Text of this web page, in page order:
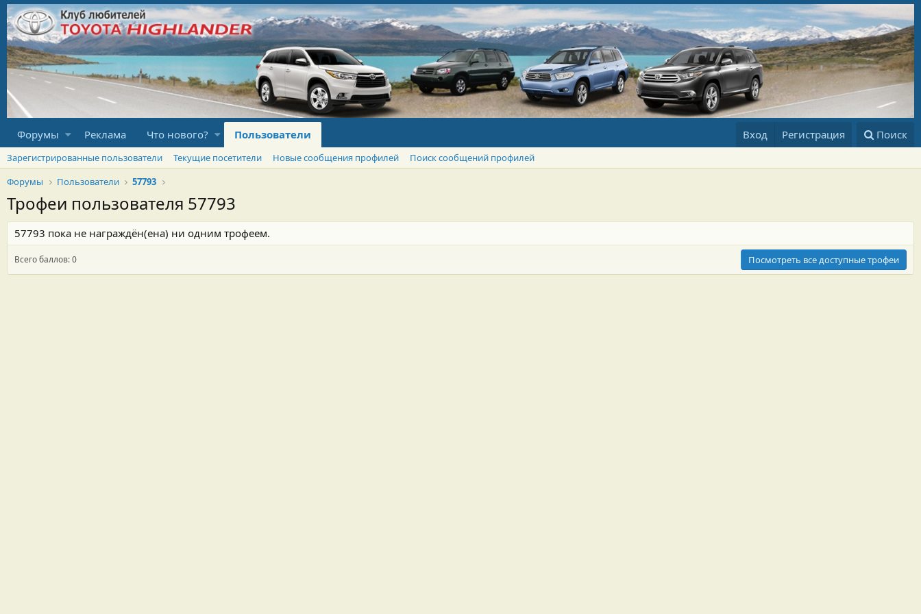
Форумы Реклама Что нового? Пользователи Вход Регистрация Поиск
Зарегистрированные пользователи Текущие посетители Новые сообщения профилей
Поиск сообщений профилей
Форумы
Пользователи 57793
Трофеи пользователя 57793
57793 пока не награждён(ена) ни одним трофеем.
Всего баллов: 0 Посмотреть все доступные трофеи